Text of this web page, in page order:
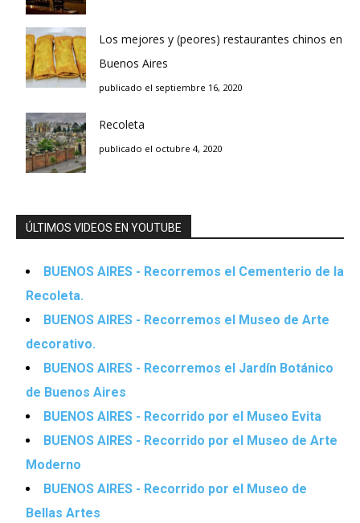
Los mejores y (peores) restaurantes chinos en
Buenos Aires
publicado el septiembre 16, 2020
Recoleta
publicado el octubre 4, 2020
ÚLTIMOS VIDEOS EN YOUTUBE
BUENOS AIRES - Recorremos el Cementerio de la
Recoleta.
BUENOS AIRES - Recorremos el Museo de Arte
decorativo.
BUENOS AIRES - Recorremos el Jardín Botánico
de Buenos Aires
BUENOS AIRES - Recorrido por el Museo Evita
BUENOS AIRES - Recorrido por el Museo de Arte
Moderno
BUENOS AIRES - Recorrido por el Museo de
Bellas Artes